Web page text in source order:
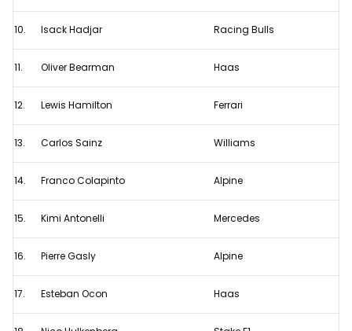
10. Isack Hadjar Racing Bulls
11. Oliver Bearman Haas
12. Lewis Hamilton Ferrari
13. Carlos Sainz Williams
14. Franco Colapinto Alpine
15. Kimi Antonelli Mercedes
16. Pierre Gasly Alpine
17. Esteban Ocon Haas